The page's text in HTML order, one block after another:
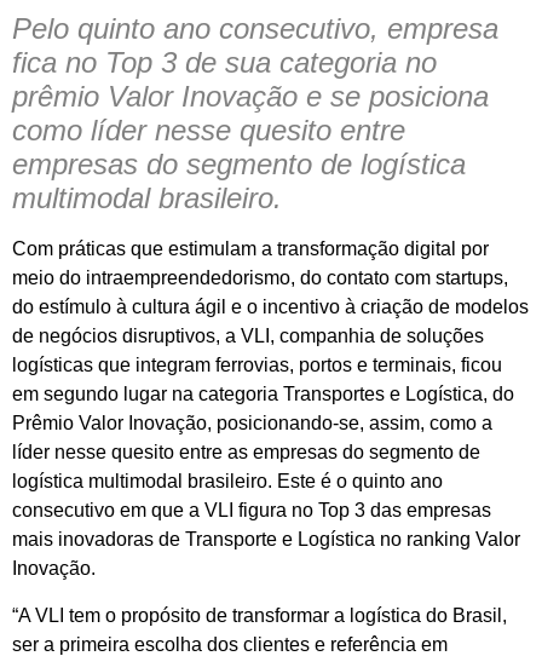
Pelo quinto ano consecutivo, empresa
fica no Top 3 de sua categoria no
prêmio Valor Inovação e se posiciona
como líder nesse quesito entre
empresas do segmento de logística
multimodal brasileiro.
Com práticas que estimulam a transformação digital por
meio do intraempreendedorismo, do contato com startups,
do estímulo à cultura ágil e o incentivo à criação de modelos
de negócios disruptivos, a VLI, companhia de soluções
logísticas que integram ferrovias, portos e terminais, ficou
em segundo lugar na categoria Transportes e Logística, do
Prêmio Valor Inovação, posicionando-se, assim, como a
líder nesse quesito entre as empresas do segmento de
logística multimodal brasileiro. Este é o quinto ano
consecutivo em que a VLI figura no Top 3 das empresas
mais inovadoras de Transporte e Logística no ranking Valor
Inovação.
“A VLI tem o propósito de transformar a logística do Brasil,
ser a primeira escolha dos clientes e referência em